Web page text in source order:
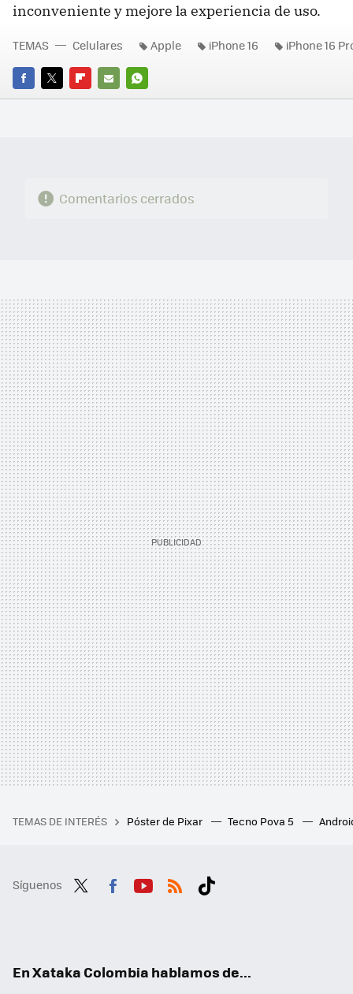
inconveniente y mejore la experiencia de uso​.
FACEBOOK
TWITTERFLIPBOARD
E-
WHATSAPP
TEMAS Celulares Apple iPhone 16 iPhone 16
Comentarios cerrados
TEMAS DE INTERÉS Póster de Pixar Tecno Pova 5
Síguenos
En Xataka Colombia hablamos de...